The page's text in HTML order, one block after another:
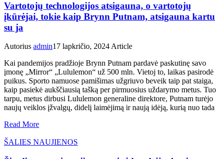
Vartotojų technologijos atsigauna, o vartotojų
įkūrėjai, tokie kaip Brynn Putnam, atsigauna kartu
su ja
Autorius admin17 lapkričio, 2024Article
Kai pandemijos pradžioje Brynn Putnam pardavė paskutinę savo
įmonę „Mirror“ „Lululemon“ už 500 mln. Vietoj to, laikas pasirodė
puikus. Sporto namuose pamišimas užgriuvo beveik taip pat staiga,
kaip pasiekė aukščiausią tašką per pirmuosius uždarymo metus. Tuo
tarpu, metus dirbusi Lululemon generaline direktore, Putnam turėjo
naujų veiklos įžvalgų, didelį laimėjimą ir naują idėją, kurią nuo tada
Read More
ŠALIES NAUJIENOS